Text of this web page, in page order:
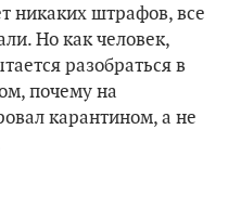
никаких штрафов, все
Но как человек,
разобраться в
почему на
карантином, а не